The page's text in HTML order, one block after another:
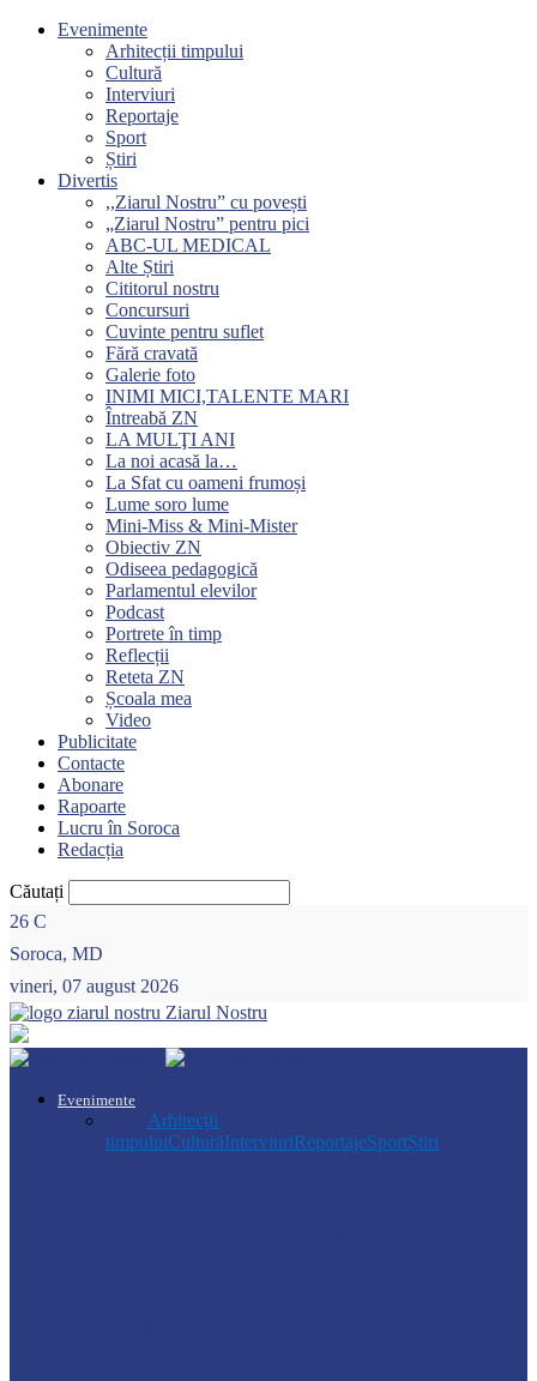
Evenimente
Arhitecții timpului
Cultură
Interviuri
Reportaje
Sport
Știri
Divertis
,,Ziarul Nostru” cu povești
„Ziarul Nostru” pentru pici
ABC-UL MEDICAL
Alte Știri
Cititorul nostru
Concursuri
Cuvinte pentru suflet
Fără cravată
Galerie foto
INIMI MICI,TALENTE MARI
Întreabă ZN
LA MULŢI ANI
La noi acasă la…
La Sfat cu oameni frumoși
Lume soro lume
Mini-Miss & Mini-Mister
Obiectiv ZN
Odiseea pedagogică
Parlamentul elevilor
Podcast
Portrete în timp
Reflecții
Reteta ZN
Școala mea
Video
Publicitate
Contacte
Abonare
Rapoarte
Lucru în Soroca
Redacția
Căutați
26 C
Soroca, MD
vineri, 07 august 2026
Ziarul Nostru
Evenimente
Arhitecții
timpuluiCulturăInterviuriReportajeSportȘtiri